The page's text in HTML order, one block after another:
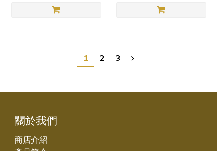
1 2 3
關於我們
商店介紹